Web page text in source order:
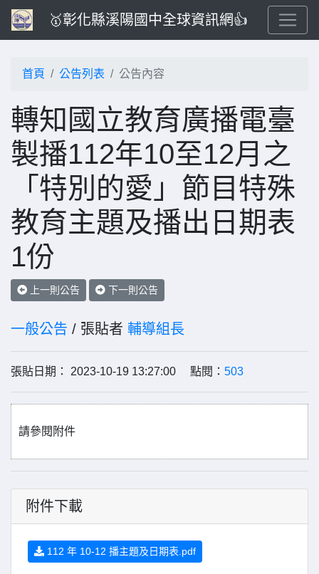
🥇彰化縣溪陽國中全球資訊網👍
首頁 公告列表 公告內容
轉知國立教育廣播電臺
製播112年10至12月之
「特別的愛」節目特殊
教育主題及播出日期表
1份
上一則公告 下一則公告
一般公告 / 張貼者 輔導組長
張貼日期： 2023-10-19 13:27:00 點閱： 503
請參閱附件
附件下載
112 年 10-12 播主題及日期表.pdf